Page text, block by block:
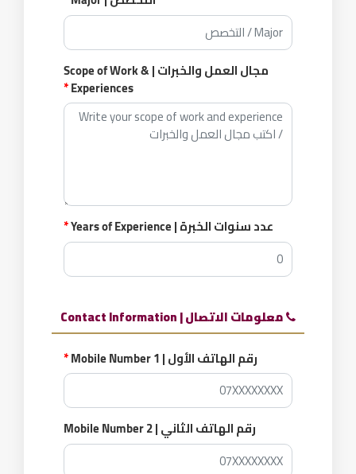
مجال العمل والخبرات | Scope of Work &
Experiences
*
عدد سنوات الخبرة | Years of Experience *
معلومات الاتصال | Contact Information
رقم الهاتف الأول | Mobile Number 1
*
رقم الهاتف الثاني | Mobile Number 2